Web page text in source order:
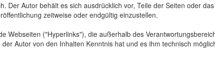
Der Autor behält es sich ausdrücklich vor, Teile der Seiten oder
zeitweise oder endgültig einzustellen.
Webseiten ("Hyperlinks"), die außerhalb des
Autor von den Inhalten Kenntnis hat und es ihm technisch